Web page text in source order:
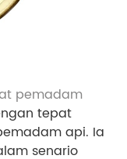
pemadam
tepat
api. Ia
senario